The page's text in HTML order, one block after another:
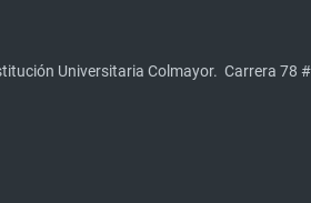
Universitaria Colmayor. Carrera 78